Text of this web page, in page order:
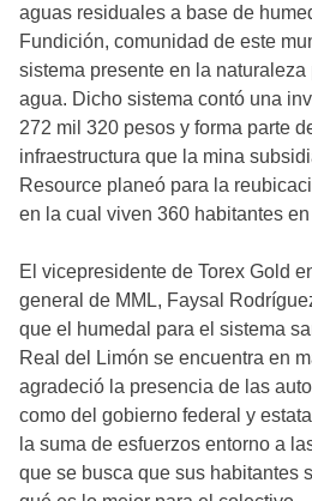
aguas residuales a base de
Fundición, comunidad de este
sistema presente en la naturaleza
agua. Dicho sistema contó una
272 mil 320 pesos y forma parte
infraestructura que la mina
Resource planeó para la
en la cual viven 360 habitantes
El vicepresidente de Torex Gold
general de MML, Faysal
que el humedal para el sistema
Real del Limón se encuentra en
agradeció la presencia de las
como del gobierno federal y
la suma de esfuerzos entorno a
que se busca que sus habitantes